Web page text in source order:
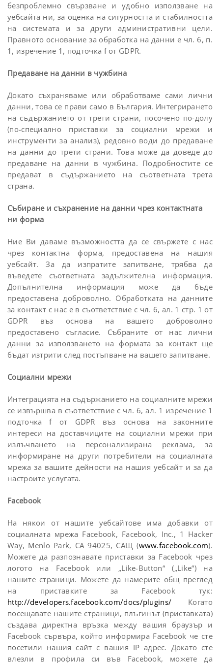
безпроблемно свързване и удобно използване на
уебсайта ни, за оценка на сигурността и стабилността
на системата и за други административни цели.
Правното основание за обработка на данни е чл. 6, п.
1, изречение 1, подточка f от GDPR.
Предаване на данни в чужбина
Докато съхраняваме или обработваме сами лични
данни, това се прави само в България. Интегрирането
на съдържанието от трети страни, посочено по-долу
(по-специално приставки за социални мрежи и
инструменти за анализ), редовно води до предаване
на данни до трети страни. Това може да доведе до
предаване на данни в чужбина. Подробностите се
предават в съдържанието на съответната трета
страна.
Събиране и съхранение на данни чрез контактната
ни форма
Ние Ви даваме възможността да се свържете с нас
чрез контактна форма, предоставена на нашия
уебсайт. За да изпратите запитване, трябва да
въведете съответната задължителна информация.
Допълнителна информация може да бъде
предоставена доброволно. Обработката на данните
за контакт с нас е в съответствие с чл. 6, ал. 1 стр. 1 от
GDPR въз основа на вашето доброволно
предоставено съгласие. Събраните от нас лични
данни за използването на формата за контакт ще
бъдат изтрити след постъпване на вашето запитване.
Социални мрежи
Интеграцията на съдържанието на социалните мрежи
се извършва в съответствие с чл. 6, ал. 1 изречение 1
подточка f от GDPR въз основа на законните
интереси на доставчиците на социални мрежи при
излъчването на персонализирана реклама, за
информиране на други потребители на социалната
мрежа за вашите дейности на нашия уебсайт и за да
настроите услугата.
Facebook
На някои от нашите уебсайтове има добавки от
социалната мрежа Facebook, Facebook, Inc., 1 Hacker
Way, Menlo Park, CA 94025, САЩ (www.facebook.com).
Можете да разпознавате приставки за Facebook чрез
логото на Facebook или „Like-Button“ („Like“) на
нашите страници. Можете да намерите общ преглед
на приставките за Facebook тук:
http://developers.facebook.com/docs/plugins/ Когато
посещавате нашите страници, плъгинът (приставката)
създава директна връзка между вашия браузър и
Facebook сървъра, който информира Facebook че сте
посетили нашия сайт с вашия IP адрес. Докато сте
влезли в профила си във Facebook, можете да